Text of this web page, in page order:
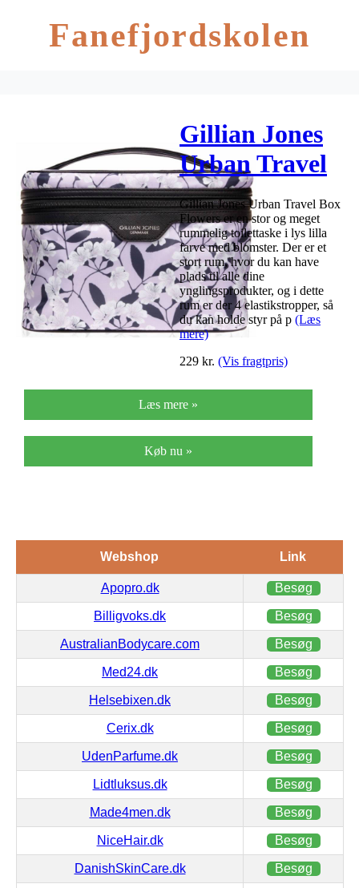
Fanefjordskolen
Gillian Jones
Urban Travel
Box Flowers
10064-75181
Gillian Jones Urban Travel Box
Flowers er en stor og meget
rummelig toilettaske i lys lilla
farve med blomster. Der er et
stort rum, hvor du kan have
plads til alle dine
ynglingsprodukter, og i dette
rum er der 4 elastikstropper, så
du kan holde styr på p (Læs
mere)
229 kr. (Vis fragtpris)
Læs mere »
Køb nu »
Webshop Link
Apopro.dk Besøg
Billigvoks.dk Besøg
AustralianBodycare.com Besøg
Med24.dk Besøg
Helsebixen.dk Besøg
Cerix.dk Besøg
UdenParfume.dk Besøg
Lidtluksus.dk Besøg
Made4men.dk Besøg
NiceHair.dk Besøg
DanishSkinCare.dk Besøg